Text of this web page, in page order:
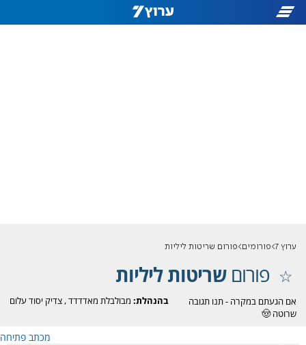
ערוץ 7 פורומים פורום שריטות ליליות
פורוםשריטות ליליות
בהנהלת: מבולבלת מאדדדד,צדיק יסוד עלום
אם הגעתם במקרה - תנו תגובה
שרוטה 🤠
מכתב פתיחה